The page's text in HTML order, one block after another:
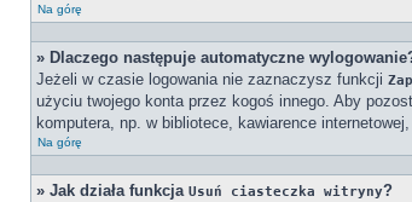
Na górę
» Dlaczego następuje automatyczne
Jeżeli w czasie logowania nie zaznaczysz funkcji
użyciu twojego konta przez kogoś innego. Aby
komputera, np. w bibliotece, kawiarence
Na górę
» Jak działa funkcja Usuń ciasteczka witryny?